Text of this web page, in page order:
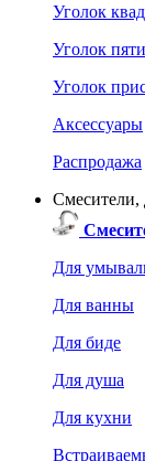
Уголок
Уголок
Уголок
Аксессуары
Распродажа
Смесители,
Для
Для ванны
Для биде
Для душа
Для кухни